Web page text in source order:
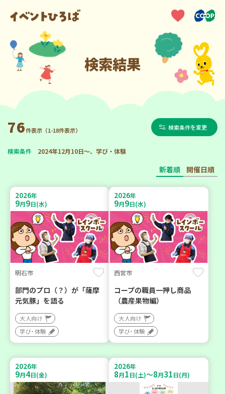
検索結果
76件表示（1-18件表示） 検索条件を変更
検索条件 2024年12月10日～、学び・体験
新着順 開催日順
2026年
9月9日(水)
明石市
部門のプロ（？）が「薩摩
元気豚」を語る
大人向け
学び・体験
2026年
9月9日(水)
西宮市
コープの職員一押し商品
（農産果物編）
大人向け
学び・体験
2026年
9月4日(金)
2026年
8月1日(土)～8月31日(月)